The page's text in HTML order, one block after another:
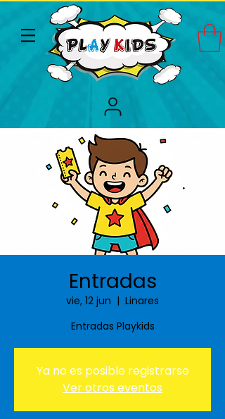
Entradas
vie, 12 jun
  |
Linares
Entradas Playkids
Ya no es posible registrarse
Ver otros eventos